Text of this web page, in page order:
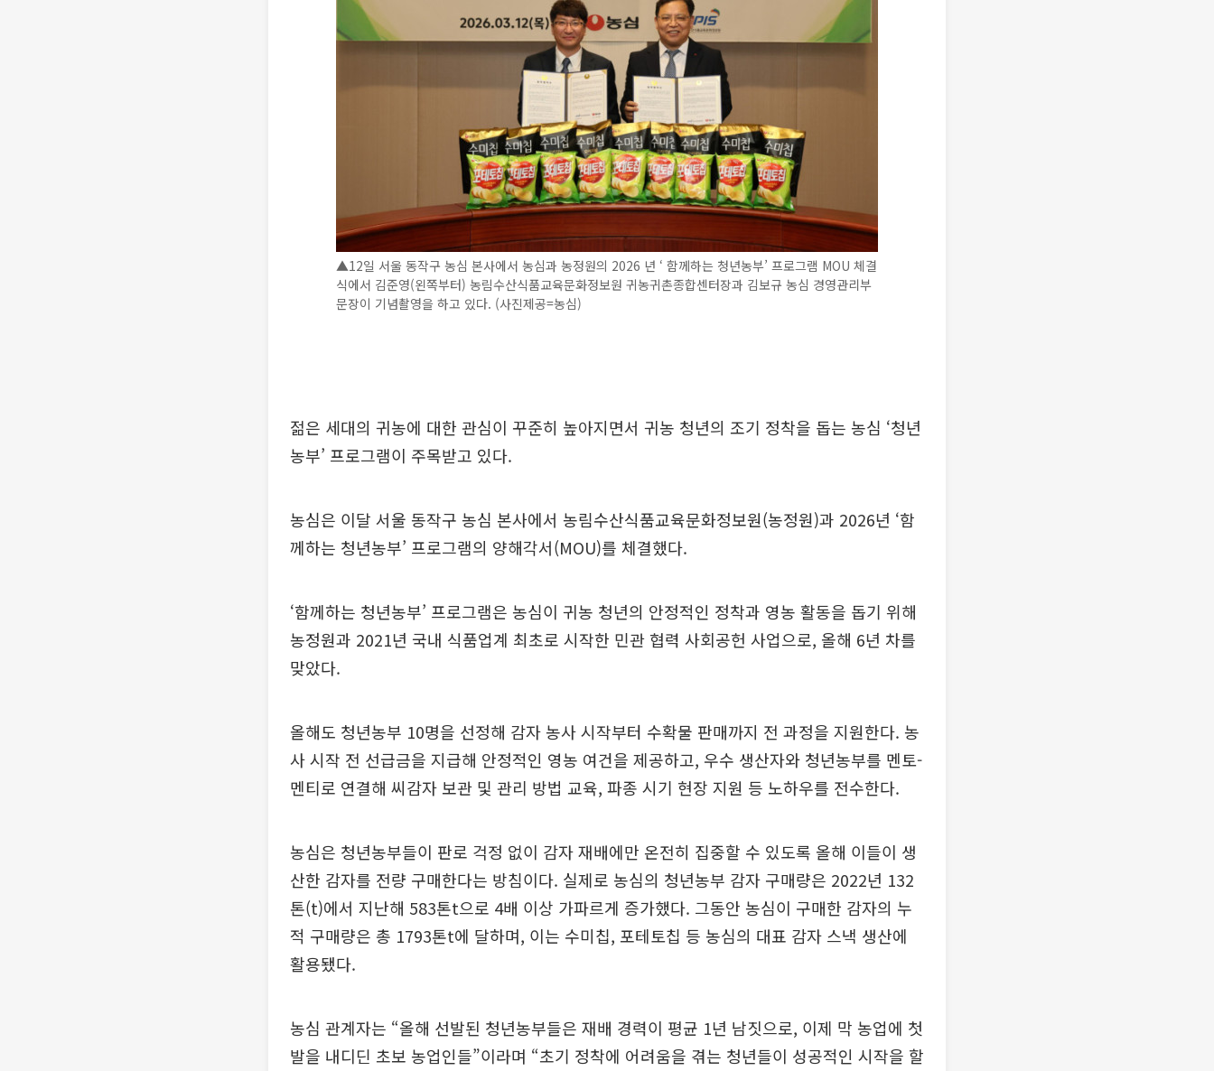
▲12일 서울 동작구 농심 본사에서 농심과 농정원의 2026 년 ‘ 함께하는 청년농부’ 프로그램 MOU 체결
식에서 김준영(왼쪽부터) 농림수산식품교육문화정보원 귀농귀촌종합센터장과 김보규 농심 경영관리부
문장이 기념촬영을 하고 있다. (사진제공=농심)
젊은 세대의 귀농에 대한 관심이 꾸준히 높아지면서 귀농 청년의 조기 정착을 돕는 농심 ‘청년
농부’ 프로그램이 주목받고 있다.
농심은 이달 서울 동작구 농심 본사에서 농림수산식품교육문화정보원(농정원)과 2026년 ‘함
께하는 청년농부’ 프로그램의 양해각서(MOU)를 체결했다.
‘함께하는 청년농부’ 프로그램은 농심이 귀농 청년의 안정적인 정착과 영농 활동을 돕기 위해
농정원과 2021년 국내 식품업계 최초로 시작한 민관 협력 사회공헌 사업으로, 올해 6년 차를
맞았다.
올해도 청년농부 10명을 선정해 감자 농사 시작부터 수확물 판매까지 전 과정을 지원한다. 농
사 시작 전 선급금을 지급해 안정적인 영농 여건을 제공하고, 우수 생산자와 청년농부를 멘토-
멘티로 연결해 씨감자 보관 및 관리 방법 교육, 파종 시기 현장 지원 등 노하우를 전수한다.
농심은 청년농부들이 판로 걱정 없이 감자 재배에만 온전히 집중할 수 있도록 올해 이들이 생
산한 감자를 전량 구매한다는 방침이다. 실제로 농심의 청년농부 감자 구매량은 2022년 132
톤(t)에서 지난해 583톤t으로 4배 이상 가파르게 증가했다. 그동안 농심이 구매한 감자의 누
적 구매량은 총 1793톤t에 달하며, 이는 수미칩, 포테토칩 등 농심의 대표 감자 스낵 생산에
활용됐다.
농심 관계자는 “올해 선발된 청년농부들은 재배 경력이 평균 1년 남짓으로, 이제 막 농업에 첫
발을 내디딘 초보 농업인들”이라며 “초기 정착에 어려움을 겪는 청년들이 성공적인 시작을 할